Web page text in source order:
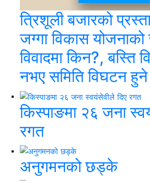
त्रिशूली बजारको
जग्गा विकास योजनाको
विवादमा किन?, बस्ति
नभए समिति विघटन हुने
किस्पाङमा २६ जना
रगत
अनुगमनको छड्के